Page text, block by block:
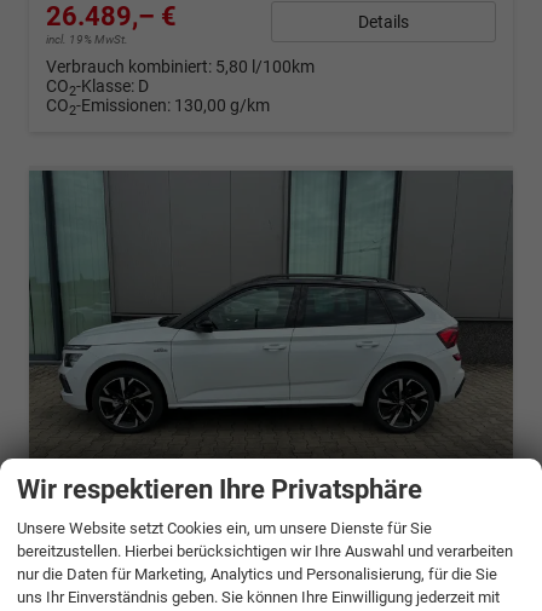
26.489,– €
incl. 19% MwSt.
Details
Verbrauch kombiniert: 5,80 l/100km
CO2-Klasse: D
CO2-Emissionen: 130,00 g/km
ab 525,– € mtl.
Skoda Kamiq
Selection 1.5 TSI 150PS DSG/AUTOMATIC, 5J. Garantie, 16" Alu, Climatronic, Winterpaket, Parksensoren hinten, Nebelscheinwerfer, Tempomat, M-Lederlenkrad, Radio 8" + Wireless Smartlink, LED-Scheinwerfer, Virtual Cockpit
Wir respektieren Ihre Privatsphäre
Unsere Website setzt Cookies ein, um unsere Dienste für Sie
bereitzustellen. Hierbei berücksichtigen wir Ihre Auswahl und verarbeiten
nur die Daten für Marketing, Analytics und Personalisierung, für die Sie
uns Ihr Einverständnis geben. Sie können Ihre Einwilligung jederzeit mit